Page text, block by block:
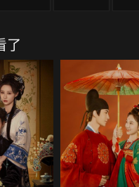
了